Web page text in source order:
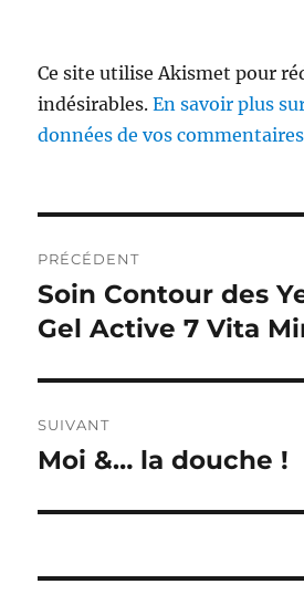
Ce site utilise Akismet pour
indésirables.En savoir plus
données de vos
de
l’article
PRÉCÉDENT
Publication
précédente :
Soin Contour des
Gel Active 7 Vita
SUIVANT
Publication
Moi &… la douche !